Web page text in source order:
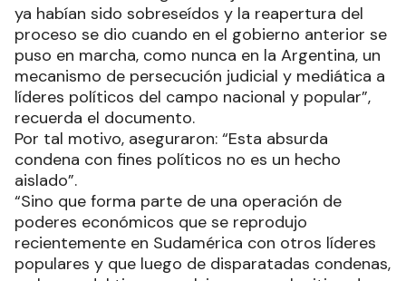
ya habían sido sobreseídos y la reapertura del
proceso se dio cuando en el gobierno anterior se
puso en marcha, como nunca en la Argentina, un
mecanismo de persecución judicial y mediática a
líderes políticos del campo nacional y popular”,
recuerda el documento.
Por tal motivo, aseguraron: “Esta absurda
condena con fines políticos no es un hecho
aislado”.
“Sino que forma parte de una operación de
poderes económicos que se reprodujo
recientemente en Sudamérica con otros líderes
populares y que luego de disparatadas condenas,